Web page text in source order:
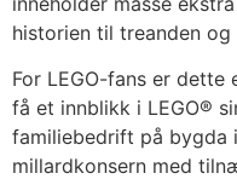
historien til treanden og
For LEGO-fans er
få et innblikk i LEGO®
familiebedrift på bygda
millardkonsern med